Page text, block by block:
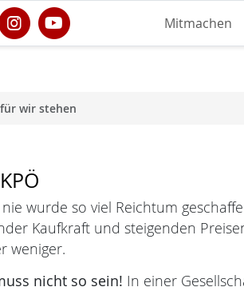
Mitmachen
wir stehen
wurde so viel Reichtum
Kaufkraft und steigenden
weniger.
nicht so sein! In einer